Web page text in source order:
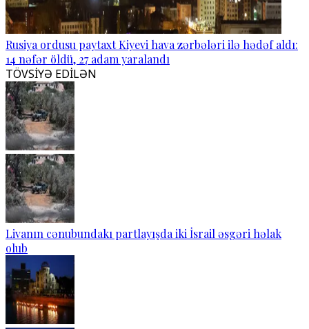
Rusiya ordusu paytaxt Kiyevi hava zərbələri ilə hədəf aldı:
14 nəfər öldü, 27 adam yaralandı
TÖVSİYƏ EDİLƏN
Livanın cənubundakı partlayışda iki İsrail əsgəri həlak
olub